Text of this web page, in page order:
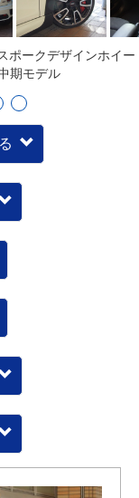
ポークデザインホイー
期モデル